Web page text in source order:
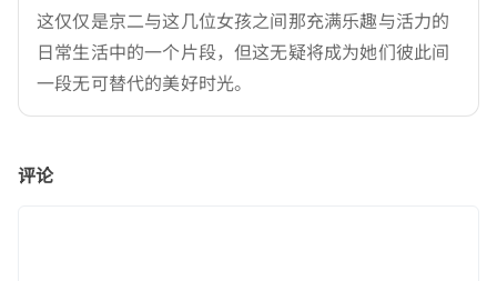
这仅仅是京二与这几位女孩之间那充满乐趣与活力的
日常生活中的一个片段，但这无疑将成为她们彼此间
一段无可替代的美好时光。
评论